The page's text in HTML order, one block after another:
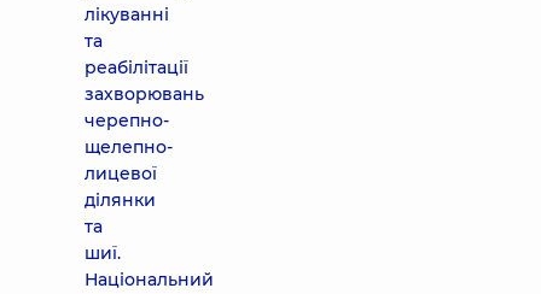
лікуванні
та
реабілітації
захворювань
черепно-
щелепно-
лицевої
ділянки
та
шиї.
Національний